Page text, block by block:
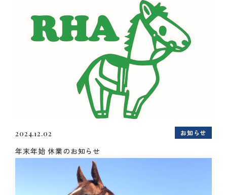
2024.12.02 お知らせ
年末年始 休業のお知らせ